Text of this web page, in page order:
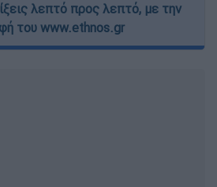
λεπτό προς λεπτό, με την
του www.ethnos.gr